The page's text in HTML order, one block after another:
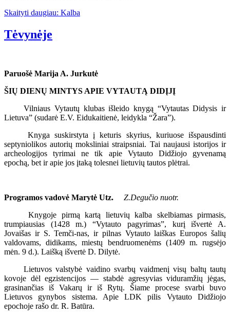
Skaityti daugiau: Kalba
Tėvynėje
Paruošė Marija A. Jurkutė
ŠIŲ DIENŲ MINTYS APIE VYTAUTĄ DIDĮJĮ
Vilniaus Vytautų klubas išleido knygą “Vytautas Didysis ir
Lietuva” (sudarė E.V. Eidukaitienė, leidykla “Žara”).
Knyga suskirstyta į keturis skyrius, kuriuose išspausdinti
septyniolikos autorių moksliniai straipsniai. Tai naujausi istorijos ir
archeologijos tyrimai ne tik apie Vytauto Didžiojo gyvenamą
epochą, bet ir apie jos įtaką tolesnei lietuvių tautos plėtrai.
Programos vadovė Marytė Utz.
Z.Degučio nuotr.
Knygoje pirmą kartą lietuvių kalba skelbiamas pirmasis,
trumpiausias (1428 m.) “Vytauto pagyrimas”, kurį išvertė A.
Jovaišas ir S. Temči-nas, ir pilnas Vytauto laiškas Europos šalių
valdovams, didikams, miestų bendruomenėms (1409 m. rugsėjo
mėn. 9 d.). Laišką išvertė D. Dilytė.
Lietuvos valstybė vaidino svarbų vaidmenį visų baltų tautų
kovoje dėl egzistencijos — stabdė agresyvias viduramžių jėgas,
grasinančias iš Vakarų ir iš Rytų. Šiame procese svarbi buvo
Lietuvos gynybos sistema. Apie LDK pilis Vytauto Didžiojo
epochoje rašo dr. R. Batūra.